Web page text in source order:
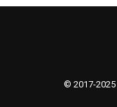
© 2017-2025